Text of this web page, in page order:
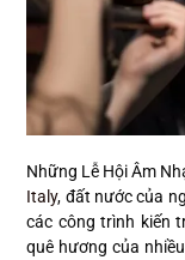
Những Lễ Hội Âm
Italy, đất nước của
các công trình kiến
quê hương của